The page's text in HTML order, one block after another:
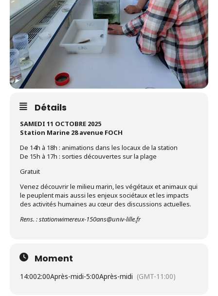
Détails
SAMEDI 11 OCTOBRE 2025
Station Marine 28 avenue FOCH
De 14h à 18h : animations dans les locaux de la station
De 15h à 17h : sorties découvertes sur la plage
Gratuit
Venez découvrir le milieu marin, les végétaux et animaux qui
le peuplent mais aussi les enjeux sociétaux et les impacts
des activités humaines au cœur des discussions actuelles.
Rens. : stationwimereux-150ans@univ-lille.fr
Moment
14:002:00Après-midi-5:00Après-midi (GMT-11:00)